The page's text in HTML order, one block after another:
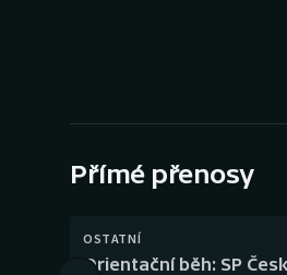
Přímé přenosy
OSTATNÍ
Orientační běh: SP